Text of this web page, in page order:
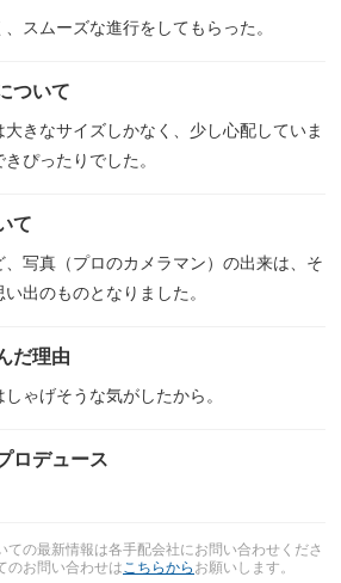
スムーズな進行をしてもらった。
ついて
きなサイズしかなく、少し心配していま
ぴったりでした。
て
写真（プロのカメラマン）の出来は、そ
出のものとなりました。
だ理由
ゃげそうな気がしたから。
ロデュース
の最新情報は各手配会社にお問い合わせくださ
のお問い合わせはこちらから お願いします。